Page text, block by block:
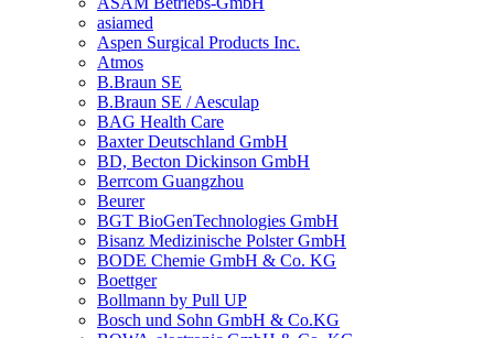
asiamed
Aspen Surgical Products Inc.
Atmos
B.Braun SE
B.Braun SE / Aesculap
BAG Health Care
Baxter Deutschland GmbH
BD, Becton Dickinson GmbH
Berrcom Guangzhou
Beurer
BGT BioGenTechnologies GmbH
Bisanz Medizinische Polster GmbH
BODE Chemie GmbH & Co. KG
Boettger
Bollmann by Pull UP
Bosch und Sohn GmbH & Co.KG